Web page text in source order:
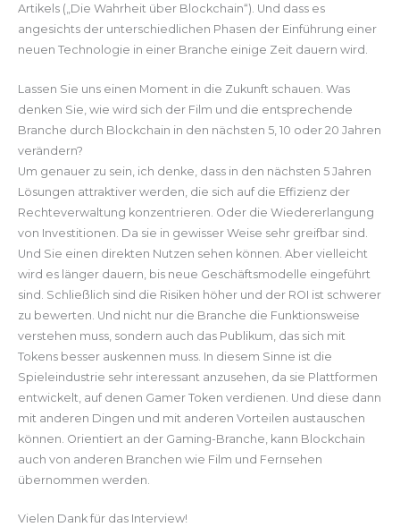
Artikels („Die Wahrheit über Blockchain“). Und dass es
angesichts der unterschiedlichen Phasen der Einführung einer
neuen Technologie in einer Branche einige Zeit dauern wird.
Lassen Sie uns einen Moment in die Zukunft schauen. Was
denken Sie, wie wird sich der Film und die entsprechende
Branche durch Blockchain in den nächsten 5, 10 oder 20 Jahren
verändern?
Um genauer zu sein, ich denke, dass in den nächsten 5 Jahren
Lösungen attraktiver werden, die sich auf die Effizienz der
Rechteverwaltung konzentrieren. Oder die Wiedererlangung
von Investitionen. Da sie in gewisser Weise sehr greifbar sind.
Und Sie einen direkten Nutzen sehen können. Aber vielleicht
wird es länger dauern, bis neue Geschäftsmodelle eingeführt
sind. Schließlich sind die Risiken höher und der ROI ist schwerer
zu bewerten. Und nicht nur die Branche die Funktionsweise
verstehen muss, sondern auch das Publikum, das sich mit
Tokens besser auskennen muss. In diesem Sinne ist die
Spieleindustrie sehr interessant anzusehen, da sie Plattformen
entwickelt, auf denen Gamer Token verdienen. Und diese dann
mit anderen Dingen und mit anderen Vorteilen austauschen
können. Orientiert an der Gaming-Branche, kann Blockchain
auch von anderen Branchen wie Film und Fernsehen
übernommen werden.
Vielen Dank für das Interview!